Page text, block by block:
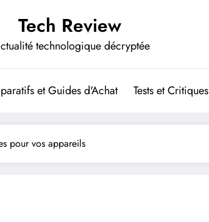
Tech Review
technologique décryptée
et Guides d'Achat Tests et Critiques
pour vos appareils